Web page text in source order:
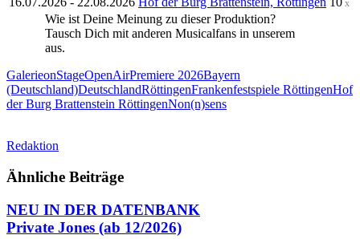
x
Wie ist Deine Meinung zu dieser Produktion?
Tausch Dich mit anderen Musicalfans in unserem
aus.
GalerieonStageOpenAirPremiere 2026Bayern
(Deutschland)DeutschlandRöttingenFrankenfestspiele RöttingenHof
der Burg Brattenstein RöttingenNon(n)sens
Redaktion
Ähnliche Beiträge
NEU IN DER DATENBANK
Private Jones (ab 12/2026)